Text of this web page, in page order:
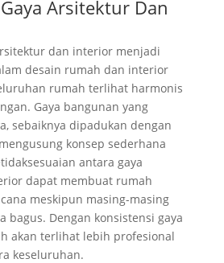
Arsitektur Dan
dan interior menjadi
desain rumah dan interior
rumah terlihat harmonis
Gaya bangunan yang
sebaiknya dipadukan dengan
konsep sederhana
antara gaya
dapat membuat rumah
meskipun masing-masing
bagus. Dengan konsistensi gaya
akan terlihat lebih profesional
keseluruhan.